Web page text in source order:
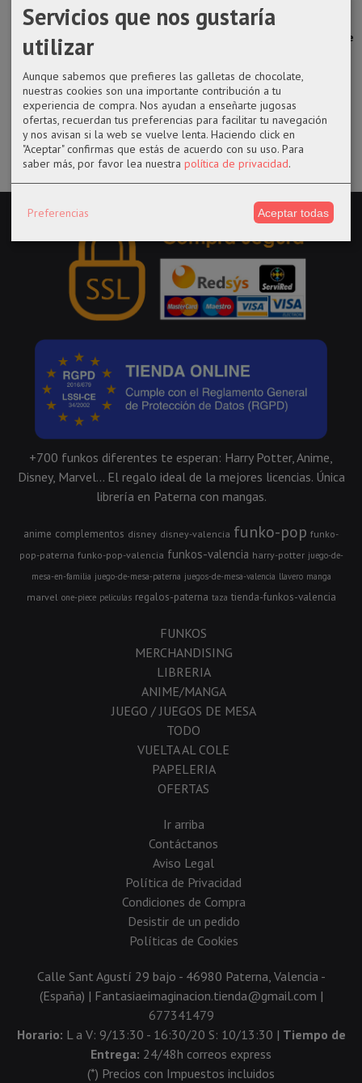
Chapa
Ravenclaw
Harry Potter
1,00 €
Libreta Dr. Who
Llavero Harry
6,95 €
Death Note en
13,95 €
+700 funkos diferentes te esperan: Harry Potter, Anime,
Disney, Marvel... El regalo ideal de la mejores licencias. Única
librería en Paterna con mangas.
anime complementos disney disney-valencia funko-pop funko-
pop-paterna funko-pop-valencia funkos-valencia harry-potter juego-de-
mesa-en-familia juego-de-mesa-paterna juegos-de-mesa-valencia llavero manga
marvel one-piece peliculas regalos-paterna taza tienda-funkos-valencia
FUNKOS
MERCHANDISING
LIBRERIA
ANIME/MANGA
JUEGO / JUEGOS DE MESA
TODO
VUELTA AL COLE
PAPELERIA
OFERTAS
Ir arriba
Contáctanos
Aviso Legal
Política de Privacidad
Condiciones de Compra
Desistir de un pedido
Políticas de Cookies
Calle Sant Agustí 29 bajo - 46980 Paterna, Valencia -
(España) | Fantasiaeimaginacion.tienda@gmail.com |
677341479
Horario: L a V: 9/13:30 - 16:30/20 S: 10/13:30 | Tiempo de
Entrega: 24/48h correos express
(*) Precios con Impuestos incluidos
Servicios que nos gustaría
utilizar
Aunque sabemos que prefieres las galletas de chocolate,
nuestras cookies son una importante contribución a tu
experiencia de compra. Nos ayudan a enseñarte jugosas
ofertas, recuerdan tus preferencias para facilitar tu navegación
y nos avisan si la web se vuelve lenta. Haciendo click en
"Aceptar" confirmas que estás de acuerdo con su uso. Para
saber más, por favor lea nuestra política de privacidad.
Preferencias Aceptar todas